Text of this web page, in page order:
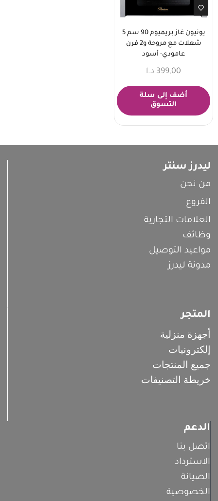
يونيون غاز بريميوم 90 سم 5
شعلات مع مروحة و2 فرن
عامودي- أسود
399,00 د.ا
أضف إلى سلة
التسوق
ليدرز سنتر
من نحن
الفروع
العلامات التجارية
وظائف
مواعيد التوصيل
مدونة ليدرز
المتجر
أجهزة منزلية
إلكترونيات
جميع المنتجات
خريطة التصنيفات
الدعم
اتصل بنا
الاسترداد
الصيانة
الخصوصية